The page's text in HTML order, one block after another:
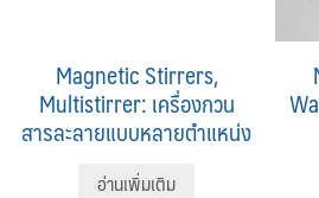
Magnetic Stirrers,
Multistirrer: เครื่องกวน
สารละลายแบบหลายตำแหน่ง
อ่านเพิ่มเติม